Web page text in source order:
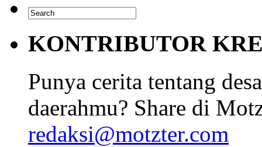
KONTRIBUTOR
Punya cerita tentang
daerahmu? Share di
redaksi@motzter.com